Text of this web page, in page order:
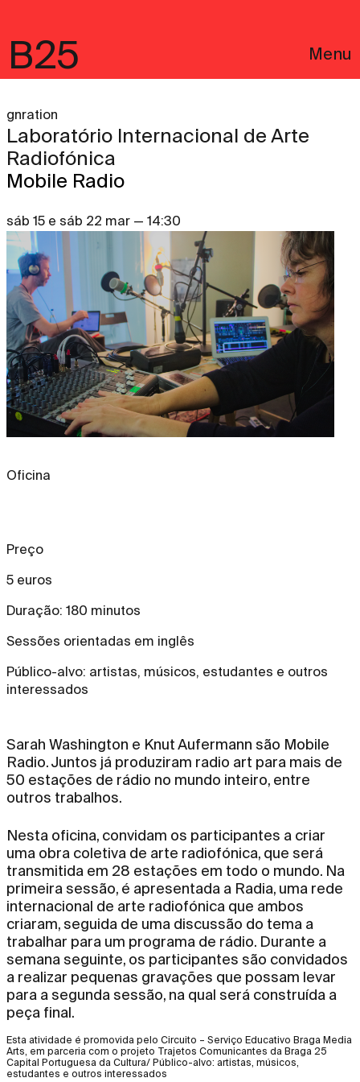
B25 Menu
English
Avisos Legais
gnration
Laboratório Internacional de Arte
Radiofónica
Mobile Radio
sáb 15 e sáb 22 mar — 14:30
Oficina
Preço
5 euros
Duração: 180 minutos
Sessões orientadas em inglês
Público-alvo: artistas, músicos, estudantes e outros
interessados
Sarah Washington e Knut Aufermann são Mobile
Radio. Juntos já produziram radio art para mais de
50 estações de rádio no mundo inteiro, entre
outros trabalhos.
Nesta oficina, convidam os participantes a criar
uma obra coletiva de arte radiofónica, que será
transmitida em 28 estações em todo o mundo. Na
primeira sessão, é apresentada a Radia, uma rede
internacional de arte radiofónica que ambos
criaram, seguida de uma discussão do tema a
trabalhar para um programa de rádio. Durante a
semana seguinte, os participantes são convidados
a realizar pequenas gravações que possam levar
para a segunda sessão, na qual será construída a
peça final.
Esta atividade é promovida pelo Circuito – Serviço Educativo Braga Media
Arts, em parceria com o projeto Trajetos Comunicantes da Braga 25
Capital Portuguesa da Cultura/ Público-alvo: artistas, músicos,
estudantes e outros interessados